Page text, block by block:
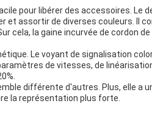
pour libérer des accessoires. Le
assortir de diverses couleurs. Il
cela, la gaine incurvée de cordon
Le voyant de signalisation
de vitesses, de
différente d'autres. Plus, elle a
la représentation plus forte.